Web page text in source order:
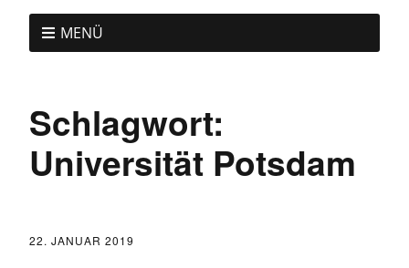
MENÜ
Schlagwort:
Universität Potsdam
22. JANUAR 2019